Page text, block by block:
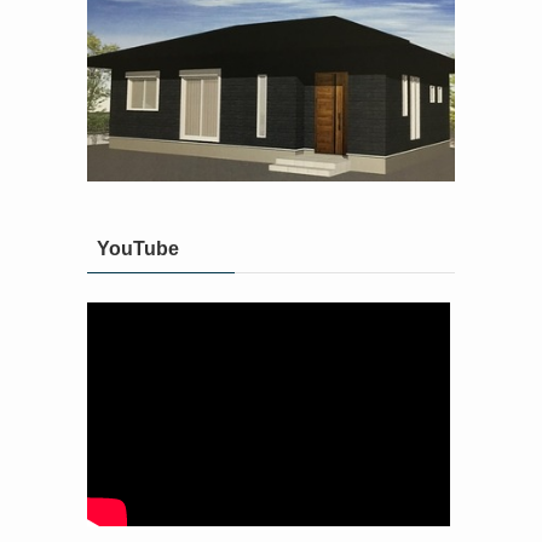
YouTube